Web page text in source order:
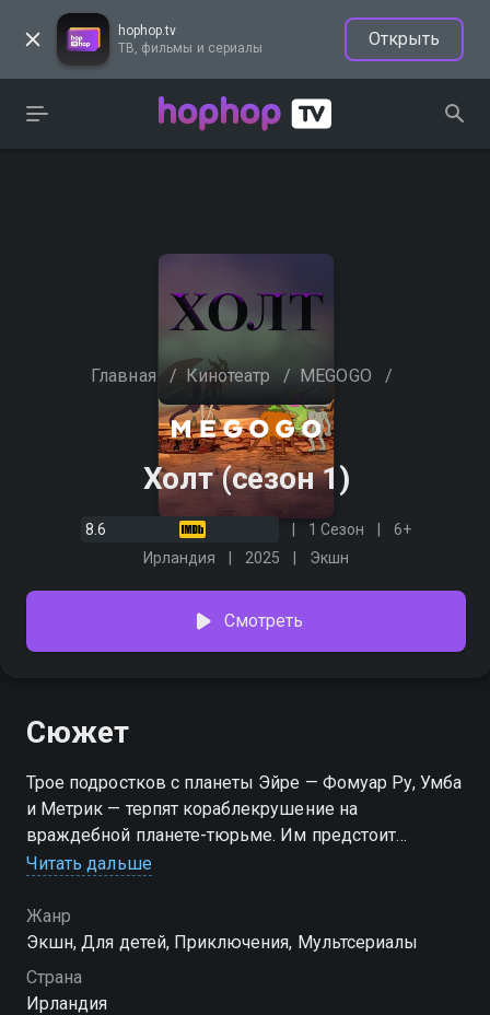
hophop.tv
ТВ, фильмы и сериалы
Открыть
Главная / Кинотеатр / MEGOGO /
Холт (сезон 1)
8.6 1 Сезон
6+
Ирландия
2025 Экшн
Смотреть
Сюжет
Трое подростков с планеты Эйре — Фомуар Ру, Умба
и Метрик — терпят кораблекрушение на
враждебной планете-тюрьме. Им предстоит
пережить опасные ситуации в незнакомом мире и
Посмотреть онлайн 1 сезон сериала Холт вы
можете совершенно бесплатно в хорошем HD
качестве на hophop.tv
Читать дальше
Жанр
Экшн, Для детей, Приключения, Мультсериалы
Страна
Ирландия